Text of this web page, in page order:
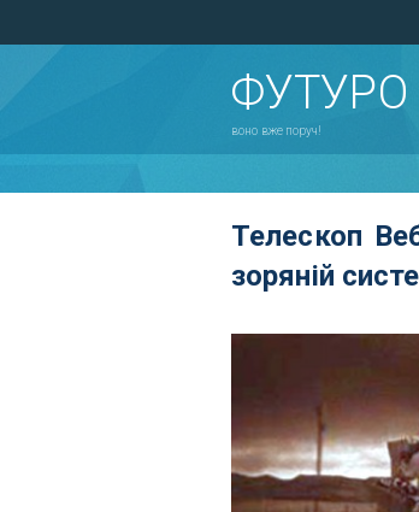
ФУТУРО
воно вже поруч!
Телескоп
зоряній